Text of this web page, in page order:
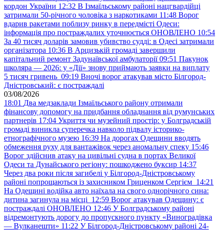
кордон України 12:32 В Ізмаїльському районі нацгвардійці
затримали 50-річного чоловіка з наркотиками 11:48 Ворог
вдарив ракетами поблизу ринку в передмісті Одеси:
інформація про постраждалих уточнюється ОНОВЛЕНО 10:54
За 40 тисяч доларів замовив убивство судді: в Одесі затримали
організатора 10:36 В Арцизькій громаді завершили
капітальний ремонт Задунаївської амбулаторії 09:51 Пакунок
школяра — 2026: у «Дії» знову приймають заявки на виплату
5 тисяч гривень 09:19 Вночі ворог атакував місто Білгород-
Дністровський: є постраждалі
03/08/2026
18:01 Два медзаклади Ізмаїльського району отримали
фінансову допомогу на придбання обладнання від румунських
партнерів 17:04 Укриття чи музейний простір: у Болградській
громаді виникла суперечка навколо підвалу історико-
етнографічного музею 16:39 На дорогах Одещини вводять
обмеження руху для вантажівок через аномальну спеку 15:46
Ворог здійснив атаку на цивільні судна в портах Великої
Одеси та Дунайського регіону: пошкоджено буксир 14:37
Через два роки після загибелі у Білгород-Дністровському
районі попрощаються із захисником Гриценком Сергієм 14:21
На Одещині водійка авто наїхала на свого однорічного сина:
дитина загинула на місці 12:59 Ворог атакував Одещину: є
постраждалі ОНОВЛЕНО 12:46 У Болградському районі
відремонтують дорогу до пропускного пункту «Виноградівка
— Вулканешти» 11:22 У Білгород-Дністровському районі 24-